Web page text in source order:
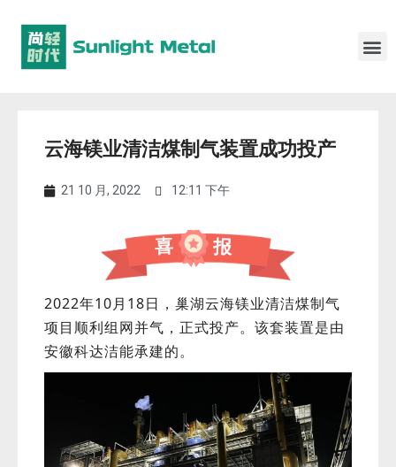
云海镁业清洁煤制气装置成功投产
21 10 月, 2022 12:11 下午
喜 报
2022年10月18日，巢湖云海镁业清洁煤制气
项目顺利组网并气，正式投产。该套装置是由
安徽科达洁能承建的。